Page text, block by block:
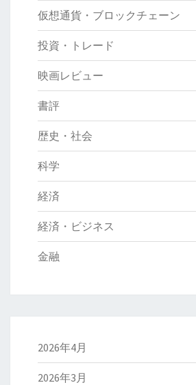
仮想通貨・ブロックチェーン
投資・トレード
映画レビュー
書評
歴史・社会
科学
経済
経済・ビジネス
金融
2026年4月
2026年3月